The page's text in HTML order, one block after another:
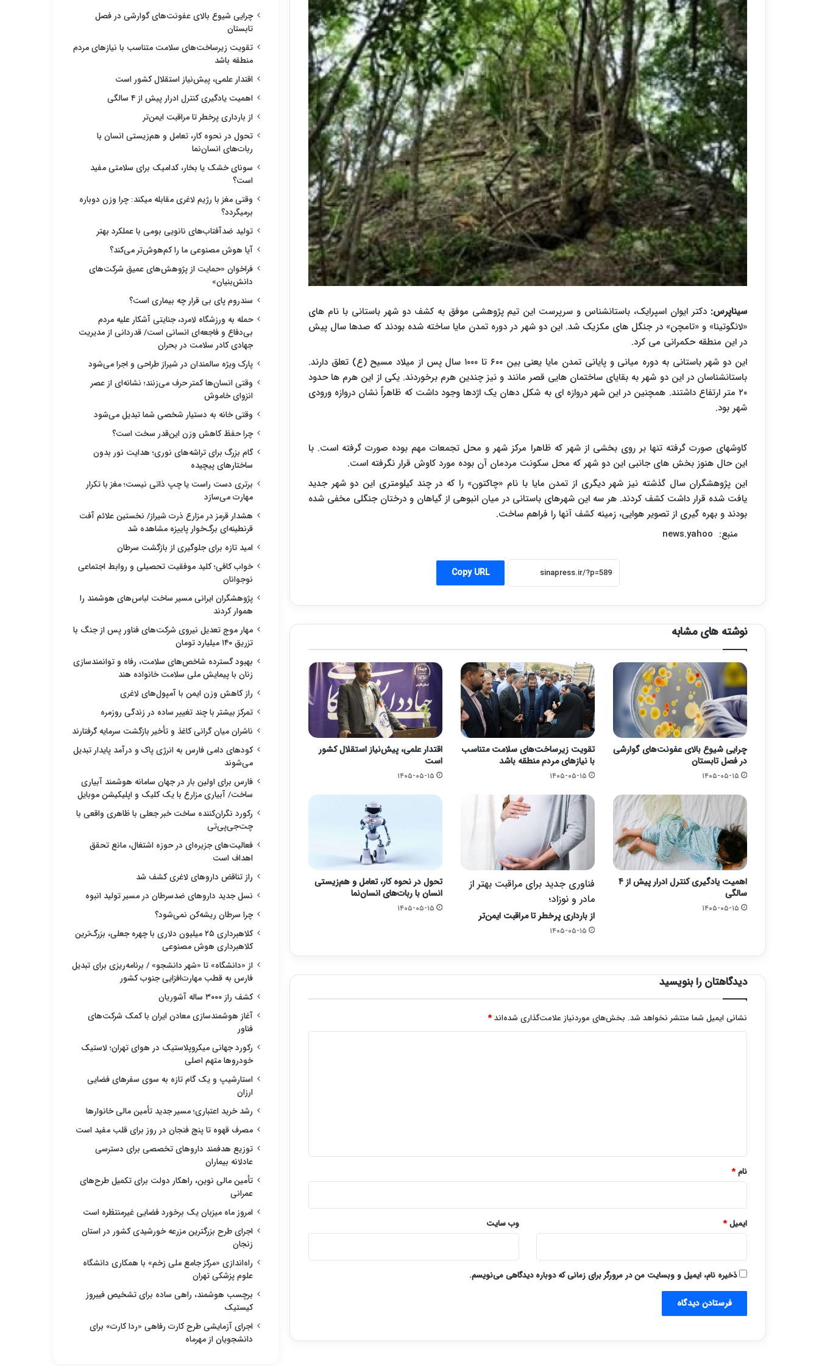
سیناپرس: دکتر ایوان اسپرایک، باستانشناس و سرپرست این تیم پژوهشی موفق به کشف دو شهر باستانی با نام های
«لانگوتینا» و «تامچن» در جنگل های مکزیک شد. این دو شهر در دوره تمدن مایا ساخته شده بودند که صدها سال پیش
در این منطقه حکمرانی می کرد.
این دو شهر باستانی به دوره میانی و پایانی تمدن مایا یعنی بین ۶۰۰ تا ۱۰۰۰ سال پس از میلاد مسیح (ع) تعلق دارند.
باستانشناسان در این دو شهر به بقایای ساختمان هایی قصر مانند و نیز چندین هرم برخوردند. یکی از این هرم ها حدود
۲۰ متر ارتفاع داشتند. همچنین در این شهر دروازه ای به شکل دهان یک اژدها وجود داشت که ظاهراً نشان دروازه ورودی
شهر بود.
کاوشهای صورت گرفته تنها بر روی بخشی از شهر که ظاهرا مرکز شهر و محل تجمعات مهم بوده صورت گرفته است. با
این حال هنوز بخش های جانبی این دو شهر که محل سکونت مردمان آن بوده مورد کاوش قرار نگرفته است.
این پژوهشگران سال گذشته نیز شهر دیگری از تمدن مایا با نام «چاکتون» را که در چند کیلومتری این دو شهر جدید
یافت شده قرار داشت کشف کردند. هر سه این شهرهای باستانی در میان انبوهی از گیاهان و درختان جنگلی مخفی شده
بودند و بهره گیری از تصویر هوایی، زمینه کشف آنها را فراهم ساخت.
Copy URL
نوشته های مشابه
چرایی شیوع بالای عفونت‌های گوارشی
در فصل تابستان
۱۴۰۵-۰۵-۱۵
تقویت زیرساخت‌های سلامت متناسب
با نیازهای مردم منطقه باشد
۱۴۰۵-۰۵-۱۵
اقتدار علمی، پیش‌نیاز استقلال کشور
است
۱۴۰۵-۰۵-۱۵
اهمیت یادگیری کنترل ادرار پیش از ۴
سالگی
۱۴۰۵-۰۵-۱۵
فناوری جدید برای مراقبت بهتر از
مادر و نوزاد؛
از بارداری پرخطر تا مراقبت ایمن‌تر
۱۴۰۵-۰۵-۱۵
تحول در نحوه کار، تعامل و هم‌زیستی
انسان با ربات‌های انسان‌نما
۱۴۰۵-۰۵-۱۵
دیدگاهتان را بنویسید
نشانی ایمیل شما منتشر نخواهد شد. بخش‌های موردنیاز علامت‌گذاری شده‌اند*
نام*
ایمیل* وب‌ سایت
ذخیره نام، ایمیل و وبسایت من در مرورگر برای زمانی که دوباره دیدگاهی می‌نویسم.
چرایی شیوع بالای عفونت‌های گوارشی در فصل
تابستان
تقویت زیرساخت‌های سلامت متناسب با نیازهای مردم
منطقه باشد
اقتدار علمی، پیش‌نیاز استقلال کشور است
اهمیت یادگیری کنترل ادرار پیش از ۴ سالگی
از بارداری پرخطر تا مراقبت ایمن‌تر
تحول در نحوه کار، تعامل و هم‌زیستی انسان با
ربات‌های انسان‌نما
سونای خشک یا بخار، کدامیک برای سلامتی مفید
است؟
وقتی مغز با رژیم لاغری مقابله میکند: چرا وزن دوباره
برمیگردد؟
تولید ضدآفتاب‌های نانویی بومی با عملکرد بهتر
آیا هوش مصنوعی ما را کم‌هوش‌تر می‌کند؟
فراخوان «حمایت از پژوهش‌های عمیق شرکت‌های
دانش‌بنیان»
سندروم پای بی قرار چه بیماری است؟
حمله به ورزشگاه لامرد، جنایتی آشکار علیه مردم
بی‌دفاع و فاجعه‌ای انسانی است/ قدردانی از مدیریت
جهادی کادر سلامت در بحران
پارک ویژه سالمندان در شیراز طراحی و اجرا می‌شود
وقتی انسان‌ها کمتر حرف می‌زنند؛ نشانه‌ای از عصر
انزوای خاموش
وقتی خانه به دستیار شخصی شما تبدیل می‌شود
چرا حفظ کاهش وزن این‌قدر سخت است؟
گام بزرگ برای تراشه‌های نوری؛ هدایت نور بدون
ساختارهای پیچیده
برتری دست راست یا چپ ذاتی نیست؛ مغز با تکرار
مهارت می‌سازد
هشدار قرمز در مزارع ذرت شیراز/ نخستین علائم آفت
قرنطینه‌ای برگ‌خوار پاییزه مشاهده شد
امید تازه برای جلوگیری از بازگشت سرطان
خواب کافی؛ کلید موفقیت تحصیلی و روابط اجتماعی
نوجوانان
پژوهشگران ایرانی مسیر ساخت لباس‌های هوشمند را
هموار کردند
مهار موج تعدیل نیروی شرکت‌های فناور پس از جنگ با
تزریق ۱۴۰ میلیارد تومان
بهبود گسترده شاخص‌های سلامت، رفاه و توانمندسازی
زنان با پیمایش ملی سلامت خانواده هند
راز کاهش وزن ایمن با آمپول‌های لاغری
تمرکز بیشتر با چند تغییر ساده در زندگی روزمره
ناشران میان گرانی کاغذ و تأخیر بازگشت سرمایه گرفتارند
کودهای دامی فارس به انرژی پاک و درآمد پایدار تبدیل
می‌شوند
فارس برای اولین بار در جهان سامانه هوشمند آبیاری
ساخت/ آبیاری مزارع با یک کلیک و اپلیکیشن موبایل
رکورد نگران‌کننده ساخت خبر جعلی با ظاهری واقعی با
چت‌جی‌پی‌تی
فعالیت‌های جزیره‌ای در حوزه اشتغال، مانع تحقق
اهداف است
راز تناقض داروهای لاغری کشف شد
نسل جدید داروهای ضدسرطان در مسیر تولید انبوه
چرا سرطان ریشه‌کن نمی‌شود؟
کلاهبرداری ۲۵ میلیون دلاری با چهره جعلی، بزرگ‌ترین
کلاهبرداری هوش مصنوعی
از «دانشگاه» تا «شهر دانشجو» / برنامه‌ریزی برای تبدیل
فارس به قطب مهارت‌افزایی جنوب کشور
کشف راز ۳۰۰۰ ساله آشوریان
آغاز هوشمندسازی معادن ایران با کمک شرکت‌های
فناور
رکورد جهانی میکروپلاستیک در هوای تهران؛ لاستیک
خودروها متهم اصلی
استارشیپ و یک گام تازه به سوی سفرهای فضایی
ارزان
رشد خرید اعتباری؛ مسیر جدید تأمین مالی خانوارها
مصرف قهوه تا پنج فنجان در روز برای قلب مفید است
توزیع هدفمند داروهای تخصصی برای دسترسی
عادلانه بیماران
تأمین مالی نوین، راهکار دولت برای تکمیل طرح‌های
عمرانی
امروز ماه میزبان یک برخورد فضایی غیرمنتظره است
اجرای طرح بزرگترین مزرعه خورشیدی کشور در استان
زنجان
راه‌اندازی «مرکز جامع ملی زخم» با همکاری دانشگاه
علوم پزشکی تهران
برچسب هوشمند، راهی ساده برای تشخیص فیبروز
کیستیک
اجرای آزمایشی طرح کارت رفاهی «ردا کارت» برای
دانشجویان از مهرماه